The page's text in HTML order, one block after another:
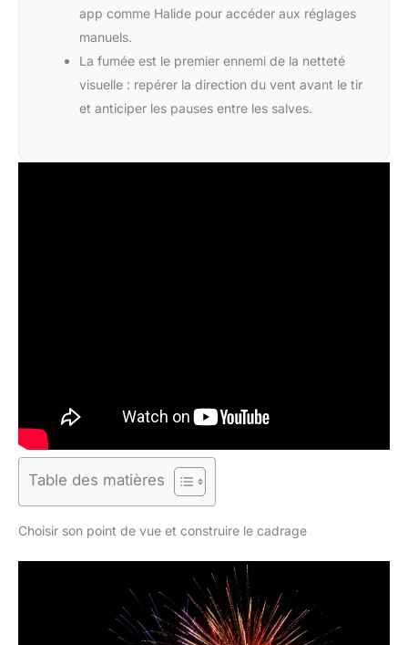
app comme Halide pour accéder aux réglages
manuels.
La fumée est le premier ennemi de la netteté
visuelle : repérer la direction du vent avant le tir
et anticiper les pauses entre les salves.
Table des matières
Choisir son point de vue et construire le cadrage